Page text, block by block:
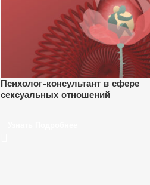
Психолог-консультант в сфере
сексуальных отношений